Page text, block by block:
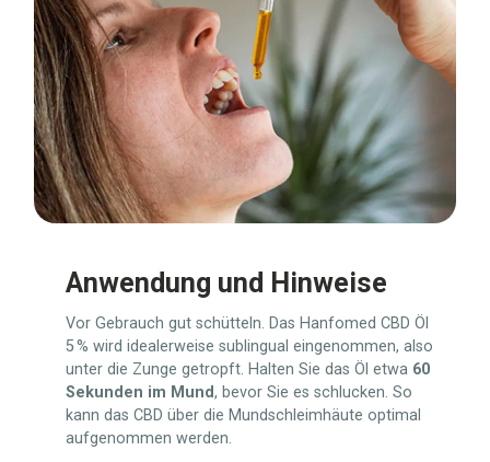
Anwendung und Hinweise
Vor Gebrauch gut schütteln. Das Hanfomed CBD Öl
5 % wird idealerweise sublingual eingenommen, also
unter die Zunge getropft. Halten Sie das Öl etwa 60
Sekunden im Mund, bevor Sie es schlucken. So
kann das CBD über die Mundschleimhäute optimal
aufgenommen werden.